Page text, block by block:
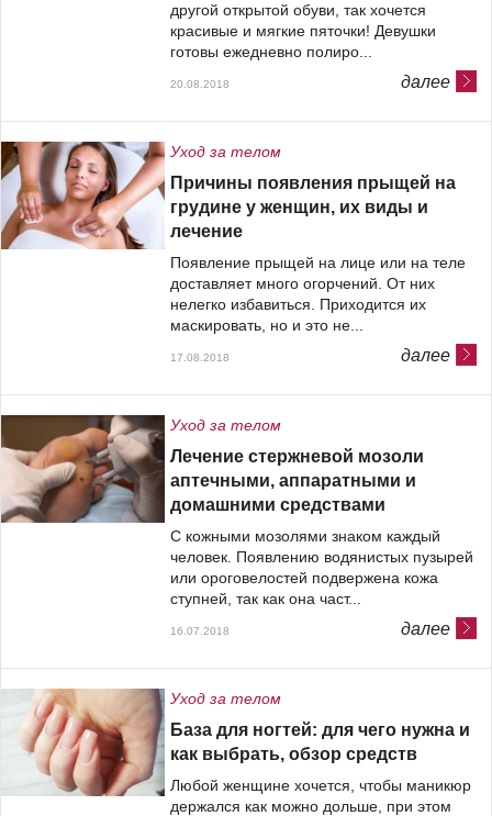
другой открытой обуви, так хочется
красивые и мягкие пяточки! Девушки
готовы ежедневно полиро...
далее
20.08.2018
Уход за телом
Причины появления прыщей на
грудине у женщин, их виды и
лечение
Появление прыщей на лице или на теле
доставляет много огорчений. От них
нелегко избавиться. Приходится их
маскировать, но и это не...
далее
17.08.2018
Уход за телом
Лечение стержневой мозоли
аптечными, аппаратными и
домашними средствами
С кожными мозолями знаком каждый
человек. Появлению водянистых пузырей
или ороговелостей подвержена кожа
ступней, так как она част...
далее
16.07.2018
Уход за телом
База для ногтей: для чего нужна и
как выбрать, обзор средств
Любой женщине хочется, чтобы маникюр
держался как можно дольше, при этом